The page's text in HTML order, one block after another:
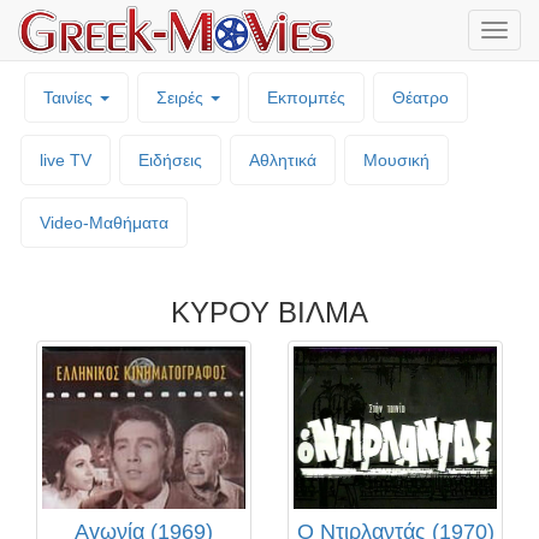
Ταινίες Σειρές Εκπομπές Θέατρο
live TV Ειδήσεις Αθλητικά Μουσική
Video-Mαθήματα
ΚΥΡΟΥ ΒΙΛΜΑ
Αγωνία (1969) Ο Ντιρλαντάς (1970)